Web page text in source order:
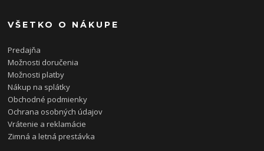
VŠETKO O NÁKUPE
Predajňa
Možnosti doručenia
Možnosti platby
Nákup na splátky
Obchodné podmienky
Ochrana osobných údajov
Vrátenie a reklamácie
Zimná a letná prestávka